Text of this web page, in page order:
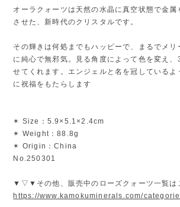
オーラクォーツは天然の水晶に真空状態で金属
させた、新時代のクリスタルです。
その輝きは何処までもハッピーで、まるでメリ
に純心で無邪気。見る角度によって色を変え、
せてくれます。エンジェルと名を冠しているよ
に祝福をもたらします
✴︎ Size：5.9×5.1×2.4cm
✴︎ Weight：88.8g
✴︎ Origin：China
No.250301
▼▽▼その他、販売中のローズクォーツ一覧
https://www.kamokuminerals.com/